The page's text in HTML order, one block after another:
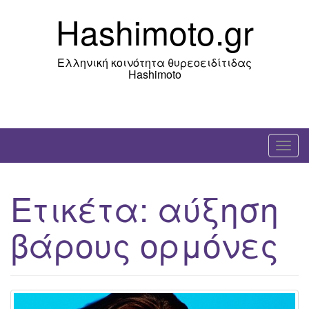
Hashimoto.gr
Ελληνική κοινότητα θυρεοειδίτιδας
Hashimoto
T
o
v
Ετικέτα: αύξηση
βάρους ορμόνες